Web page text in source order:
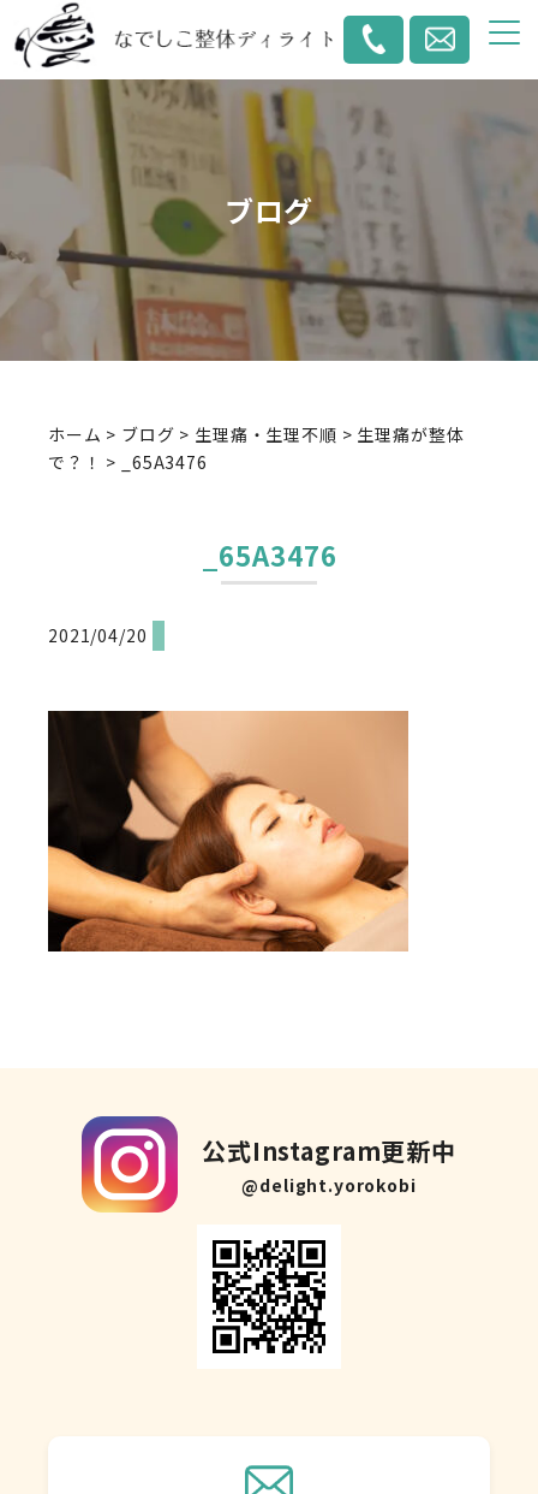
ブログ
ホーム > ブログ > 生理痛・生理不順 > 生理痛が整体
で？！ > _65A3476
_65A3476
2021/04/20
公式Instagram更新中
@delight.yorokobi